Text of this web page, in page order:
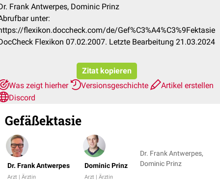
Frank Antwerpes, Dominic Prinz
unter:
flexikon.doccheck.com/de/Gef%C3%A4%C3%9Fektasie
Flexikon 07.02.2007. Letzte Bearbeitung 21.03.2024
Zitat kopieren
Was zeigt hierher
Versionsgeschichte
Artikel erstellen
Discord
Gefäßektasie
Dr. Frank Antwerpes
Arzt | Ärztin
Dominic Prinz
Arzt | Ärztin
Dr. Frank Antwerpes,
Dominic Prinz